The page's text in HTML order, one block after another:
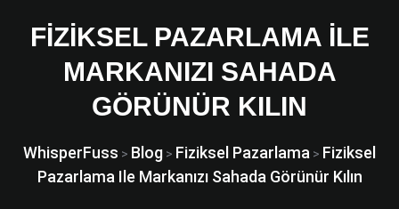
FIZIKSEL PAZARLAMA ILE
MARKANIZI SAHADA
GÖRÜNÜR KILIN
WhisperFuss > Blog > Fiziksel Pazarlama > Fiziksel
Pazarlama Ile Markanızı Sahada Görünür Kılın